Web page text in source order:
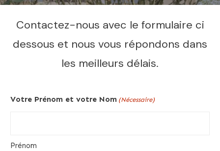
Contactez-nous avec le formulaire ci
dessous et nous vous répondons dans
les meilleurs délais.
Votre Prénom et votre Nom (Nécessaire)
Prénom